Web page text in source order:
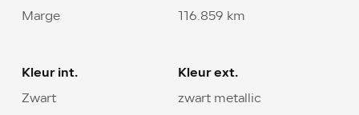
Marge
116.859 km
Kleur int.
Zwart
Kleur ext.
zwart metallic